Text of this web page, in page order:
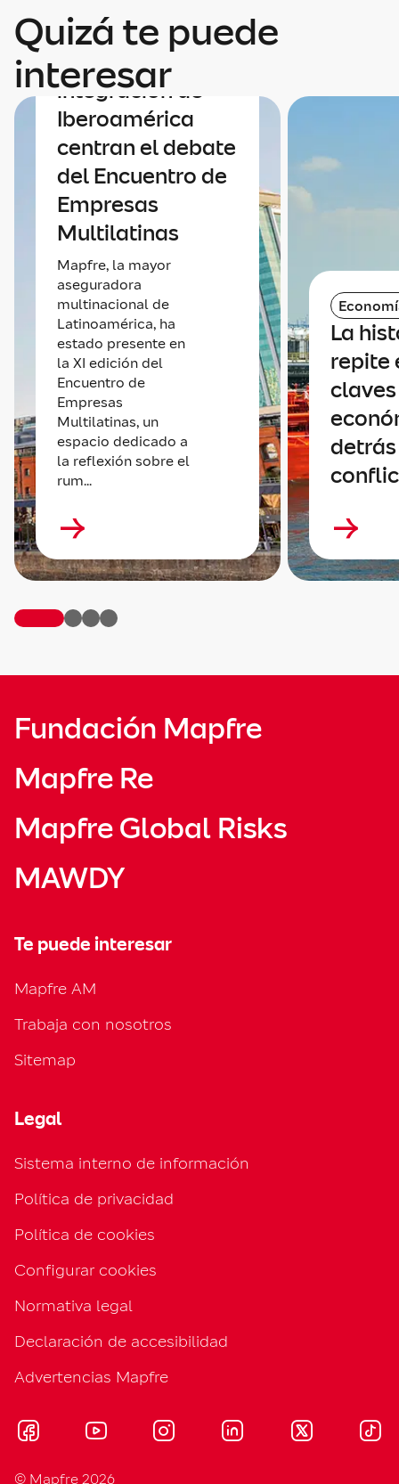
Quizá te puede
interesar
Economía
Economía e
integración de
Iberoamérica
centran el debate
del Encuentro de
Empresas
Multilatinas
Mapfre, la mayor
aseguradora
multinacional de
Latinoamérica, ha
estado presente en
la XI edición del
Encuentro de
Empresas
Multilatinas, un
espacio dedicado a
la reflexión sobre el
rum...
La
repite
claves
Fundación Mapfre
Mapfre Re
Mapfre Global Risks
MAWDY
Te puede interesar
Mapfre AM
Trabaja con nosotros
Sitemap
Legal
Sistema interno de información
Política de privacidad
Política de cookies
Configurar cookies
Normativa legal
Declaración de accesibilidad
Advertencias Mapfre
© Mapfre 2026